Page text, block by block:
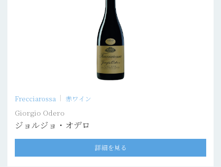
Frecciarossa 赤ワイン
Giorgio Odero
ジョルジョ・オデロ
詳細を見る